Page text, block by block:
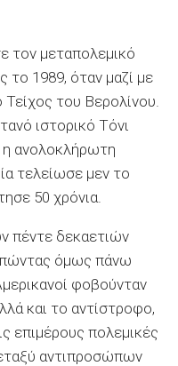
τον μεταπολεμικό
το 1989, όταν μαζί με
του Βερολίνου.
ιστορικό Tόνι
η ανολοκλήρωτη
τελείωσε μεν το
50 χρόνια.
πέντε δεκαετιών
όμως πάνω
φοβούνταν
και το αντίστροφο,
επιμέρους πολεμικές
αντιπροσώπων